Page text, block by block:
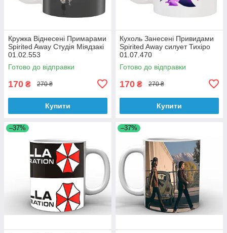
Кружка Віднесені Примарами
Spirited Away Студія Міядзакі
01.02.553
Готово до відправки
170 ₴ 270 ₴
Купити
Кухоль Занесені Привидами
Spirited Away силует Тихіро
01.07.470
Готово до відправки
170 ₴ 270 ₴
Купити
–37% –37%